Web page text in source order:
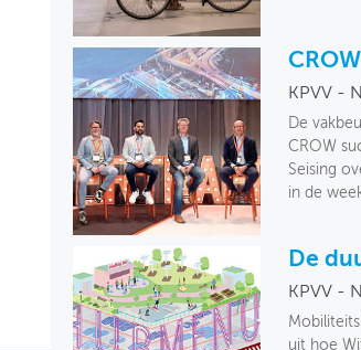
KPVV -
De
CROW
Seising
in de
De
KPVV -
uit hoe